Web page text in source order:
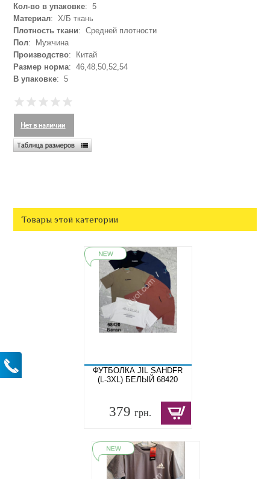
Кол-во в упаковке: 5
Материал: Х/Б ткань
Плотность ткани: Средней плотности
Пол: Мужчина
Производство: Китай
Размер норма: 46,48,50,52,54
В упаковке: 5
Товары этой категории
ФУТБОЛКА JIL SAHDFR
(L-3XL) БЕЛЫЙ 68420
379 грн.